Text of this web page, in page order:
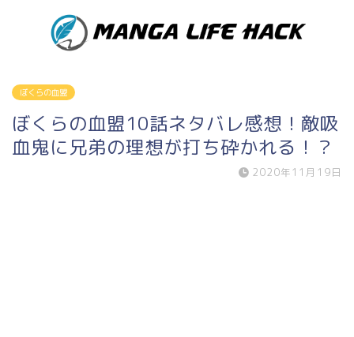
ぼくらの血盟
ぼくらの血盟10話ネタバレ感想！敵吸
血鬼に兄弟の理想が打ち砕かれる！？
2020年11月19日